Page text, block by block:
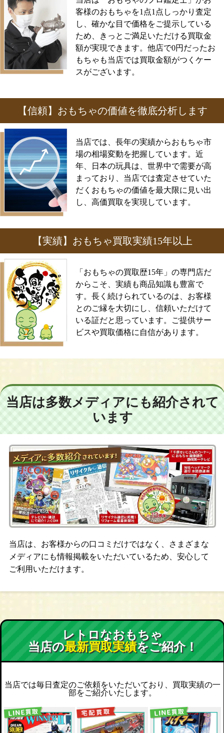
客様のおもちゃを1点1点しっかり査定
し、確かな目で価格をご提示している
ため、きっとご満足いただける買取金
額が実現できます。他店で0円だったお
もちゃも当店では買取金額がつくケー
スがございます。
【信頼】おもちゃの価値を徹底分析します
当店では、長年の実績からおもちゃ市
場の相場変動を把握しています。近
年、日本の玩具は、世界中で需要が高
まっており、当店では査定させていた
だくおもちゃの価値を最大限に見い出
し、高価買取を実現しています。
【実績】おもちゃ買取実績15年以上
「おもちゃの買取歴15年」の専門店だ
からこそ、実績も商品知識も豊富で
す。長く続けられているのは、お客様
とのご縁を大切にし、信頼いただけて
いる証だと思っています。ご提供サー
ビスや買取価格に自信があります。
当店は多数メディアにも紹介されて
います
当店は、お客様からの口コミだけではなく、さまざまな
メディアにも情報掲載をいただいているため、安心して
ご利用いただけます。
レトロなおもちゃ
当店の最新買取実績をご紹介！
当店では毎日査定のご依頼をいただいており、買取実績の一
部をご紹介いたします。